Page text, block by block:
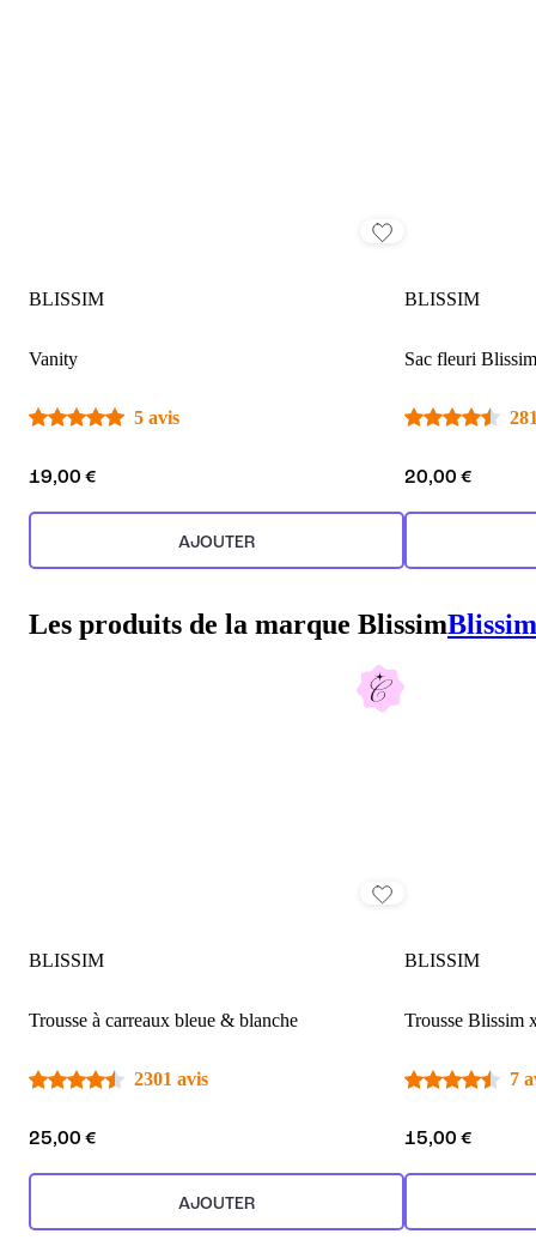
BLISSIM
Vanity
5 avis
19,00 €
AJOUTER
BLISSIM
Sac fleuri
20,00 €
Les produits de la marque BlissimBlissim
BLISSIM
Trousse à carreaux bleue & blanche
2301 avis
25,00 €
AJOUTER
BLISSIM
Trousse Blissim
7
15,00 €